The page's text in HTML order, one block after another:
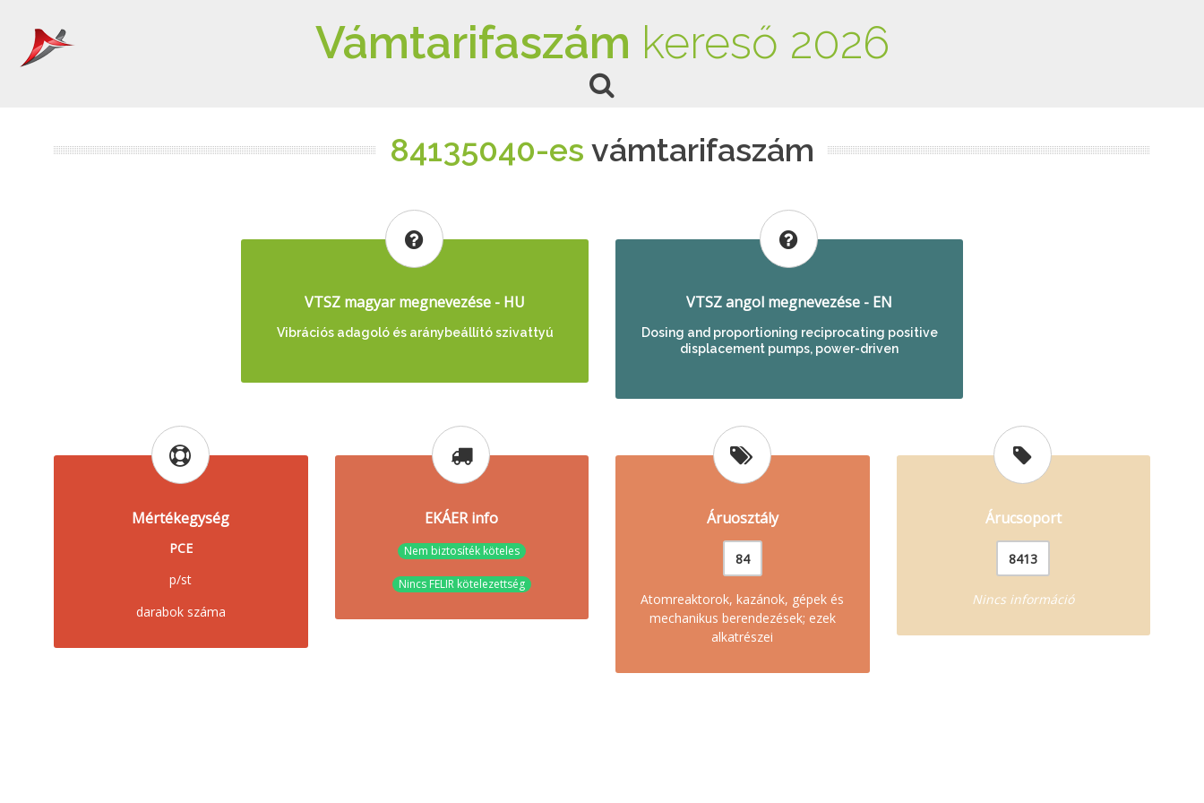
Vámtarifaszám kereső 2026
84135040-es vámtarifaszám
VTSZ magyar megnevezése - HU
Vibrációs adagoló és aránybeállító szivattyú
VTSZ angol megnevezése - EN
Dosing and proportioning reciprocating positive
displacement pumps, power-driven
Mértékegység
PCE
p/st
darabok száma
EKÁER info
Nem biztosíték köteles
Nincs FELIR kötelezettség
Áruosztály
84
Atomreaktorok, kazánok, gépek és
mechanikus berendezések; ezek
alkatrészei
Árucsoport
8413
Nincs információ